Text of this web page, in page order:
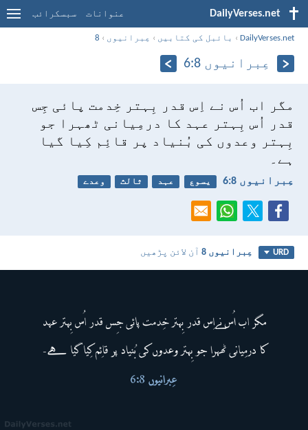
DailyVerses.net عنوانات سبسکرائب
DailyVerses.net
› بائبل کی کتابیں › عِبرانیوں ›
8
عِبرانیوں 8:‏6
مگر اب اُس نے اِس قدر بِہتر خِدمت پائی جِس
قدر اُس بِہتر عہد کا درمِیانی ٹھہرا جو
بِہتر وعدوں کی بُنیاد پر قائِم کِیا گیا
ہے۔
عِبرانیوں 8:‏6 یسوع عہد ثالث وعدے
URD عِبرانیوں 8 آن لائن پڑھیں